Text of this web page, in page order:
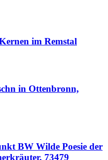
im Remstal
in Ottenbronn,
BW Wilde Poesie der
73479